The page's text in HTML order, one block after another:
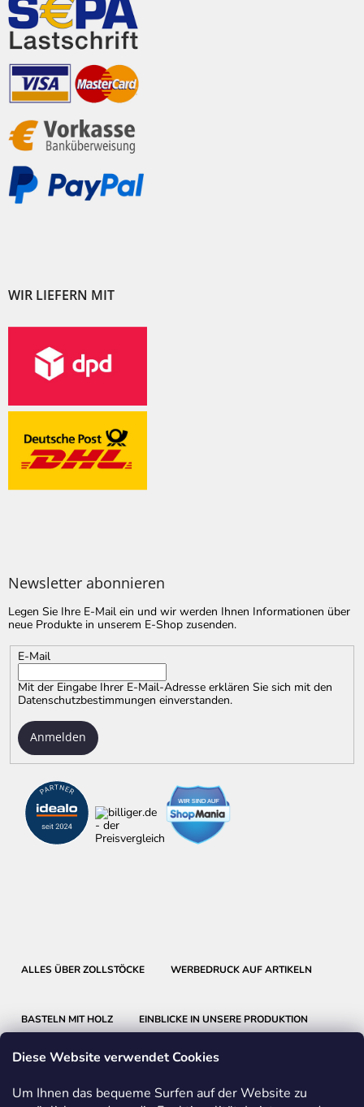
Diese Website verwendet Cookies
Um Ihnen das bequeme Surfen auf der Website zu
WIR LIEFERN MIT
Newsletter abonnieren
Legen Sie Ihre E-Mail ein und wir werden Ihnen Informationen über
neue Produkte in unserem E-Shop zusenden.
E-Mail
Mit der Eingabe Ihrer E-Mail-Adresse erklären Sie sich mit den
Datenschutzbestimmungen einverstanden.
Anmelden
ALLES ÜBER ZOLLSTÖCKE WERBEDRUCK AUF ARTIKELN
BASTELN MIT HOLZ EINBLICKE IN UNSERE PRODUKTION